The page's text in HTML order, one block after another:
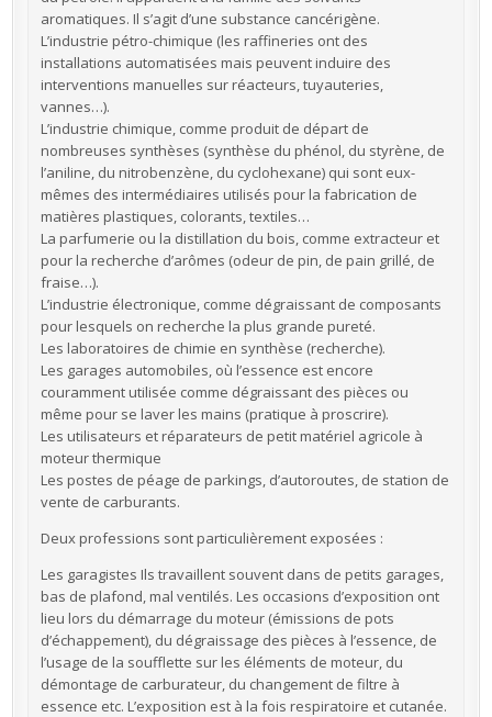
aromatiques. Il s’agit d’une substance cancérigène.
L’industrie pétro-chimique (les raffineries ont des
installations automatisées mais peuvent induire des
interventions manuelles sur réacteurs, tuyauteries,
vannes…).
L’industrie chimique, comme produit de départ de
nombreuses synthèses (synthèse du phénol, du styrène, de
l’aniline, du nitrobenzène, du cyclohexane) qui sont eux-
mêmes des intermédiaires utilisés pour la fabrication de
matières plastiques, colorants, textiles…
La parfumerie ou la distillation du bois, comme extracteur et
pour la recherche d’arômes (odeur de pin, de pain grillé, de
fraise…).
L’industrie électronique, comme dégraissant de composants
pour lesquels on recherche la plus grande pureté.
Les laboratoires de chimie en synthèse (recherche).
Les garages automobiles, où l’essence est encore
couramment utilisée comme dégraissant des pièces ou
même pour se laver les mains (pratique à proscrire).
Les utilisateurs et réparateurs de petit matériel agricole à
moteur thermique
Les postes de péage de parkings, d’autoroutes, de station de
vente de carburants.
Deux professions sont particulièrement exposées :
Les garagistes Ils travaillent souvent dans de petits garages,
bas de plafond, mal ventilés. Les occasions d’exposition ont
lieu lors du démarrage du moteur (émissions de pots
d’échappement), du dégraissage des pièces à l’essence, de
l’usage de la soufflette sur les éléments de moteur, du
démontage de carburateur, du changement de filtre à
essence etc. L’exposition est à la fois respiratoire et cutanée.